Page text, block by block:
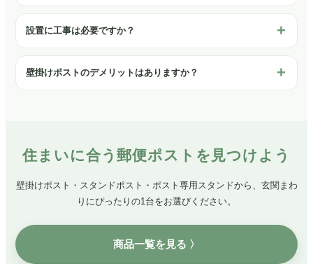
設置に工事は必要ですか？
壁掛けポストのデメリットはありますか？
住まいに合う郵便ポストを見つけよう
壁掛けポスト・スタンドポスト・ポスト専用スタンドから、玄関まわ
りにぴったりの1台をお選びください。
商品一覧を見る